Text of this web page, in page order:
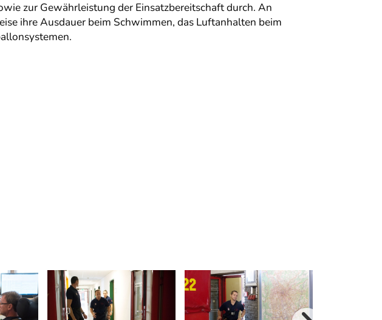
zur Gewährleistung der Einsatzbereitschaft durch. An
ihre Ausdauer beim Schwimmen, das Luftanhalten beim